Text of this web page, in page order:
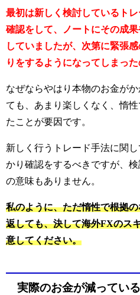
最初は新しく検討しているト
確認をして、ノートにその成
していましたが、次第に緊張
りをするようになってしまった
なぜならやはり本物のお金が
ても、あまり楽しくなく、惰
たことが要因です。
新しく行うトレード手法に関
かり確認をするべきですが、
の意味もありません。
私のように、ただ惰性で根拠
返しても、決して海外FXのス
意してください。
実際のお金が減ってい